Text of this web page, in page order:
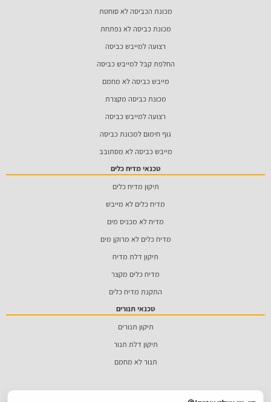
מכונת הכביסה לא סוחטת
מכונת כביסה לא נפתחת
רצועה למייבש כביסה
החלפת קבל למייבש כביסה
מייבש כביסה לא מחמם
מכונת כביסה מקצרת
רצועה למייבש כביסה
גוף חימום למכונת כביסה
מייבש כביסה לא מסתובב
טכנאי מדיח כלים
תיקון מדיח כלים
מדיח כלים לא מייבש
מדיח לא מכניס מים
מדיח כלים לא מרוקן מים
תיקון דלת מדיח
מדיח כלים מקצר
התקנת מדיח כלים
טכנאי תנורים
תיקון תנורים
תיקון דלת תנור
תנור לא מחמם